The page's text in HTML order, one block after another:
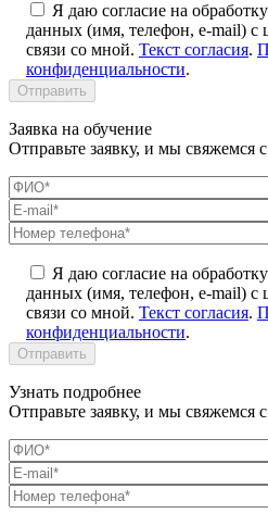
Я даю согласие на
данных (имя, телефон, e-mail) с
связи со мной. Текст согласия.
конфиденциальности.
Заявка на обучение
Отправьте заявку, и мы свяжемся
Я даю согласие на
данных (имя, телефон, e-mail) с
связи со мной. Текст согласия.
конфиденциальности.
Узнать подробнее
Отправьте заявку, и мы свяжемся